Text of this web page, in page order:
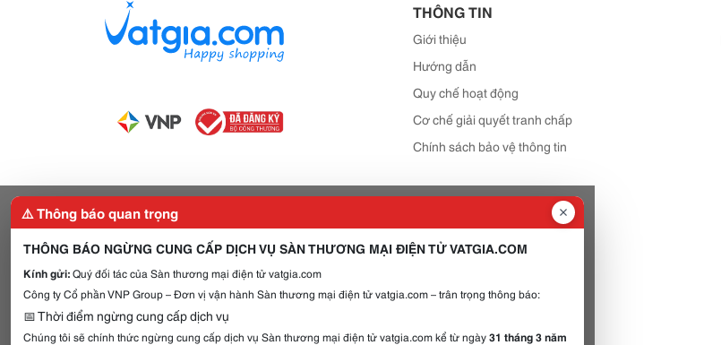
THÔNG TIN
Giới thiệu
Hướng dẫn
Quy chế hoạt động
Cơ chế giải quyết tranh chấp
Chính sách bảo vệ thông tin
⚠️ Thông báo quan trọng
THÔNG BÁO NGỪNG CUNG CẤP DỊCH VỤ SÀN THƯƠNG MẠI ĐIỆN TỬ VATGIA.COM
Kính gửi:Quý đối tác của Sàn thương mại điện tử vatgia.com
Công ty Cổ phần VNP Group – Đơn vị vận hành Sàn thương mại điện tử vatgia.com – trân trọng thông báo:
📅 Thời điểm ngừng cung cấp dịch vụ
Chúng tôi sẽ chính thức ngừng cung cấp dịch vụ Sàn thương mại điện tử vatgia.com kể từ ngày31 tháng 3 năm